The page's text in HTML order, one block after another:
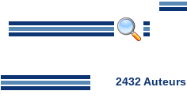
2432 Auteurs